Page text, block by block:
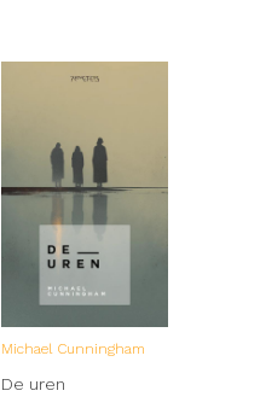
Michael Cunningham
De uren